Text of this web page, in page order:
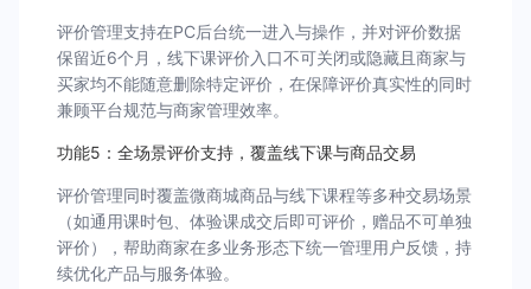
评价管理支持在PC后台统一进入与操作，并对评价数据
保留近6个月，线下课评价入口不可关闭或隐藏且商家与
买家均不能随意删除特定评价，在保障评价真实性的同时
兼顾平台规范与商家管理效率。
功能5：全场景评价支持，覆盖线下课与商品交易
评价管理同时覆盖微商城商品与线下课程等多种交易场景
（如通用课时包、体验课成交后即可评价，赠品不可单独
评价），帮助商家在多业务形态下统一管理用户反馈，持
续优化产品与服务体验。